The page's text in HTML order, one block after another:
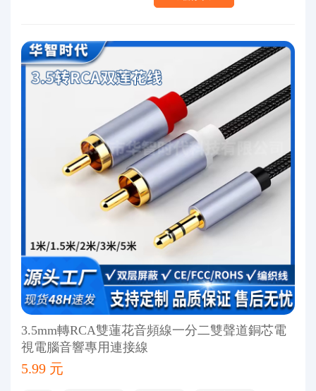
3.5mm轉RCA雙蓮花音頻線一分二雙聲道銅芯電
視電腦音響專用連接線
5.99 元